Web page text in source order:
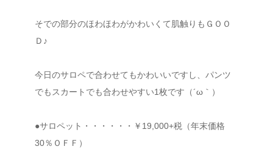
そでの部分のほわほわがかわいくて肌触りもＧＯＯ
Ｄ♪
今日のサロペで合わせてもかわいいですし、パンツ
でもスカートでも合わせやすい1枚です（´ω｀）
●サロペット・・・・・・￥19,000+税（年末価格
30％ＯＦＦ）